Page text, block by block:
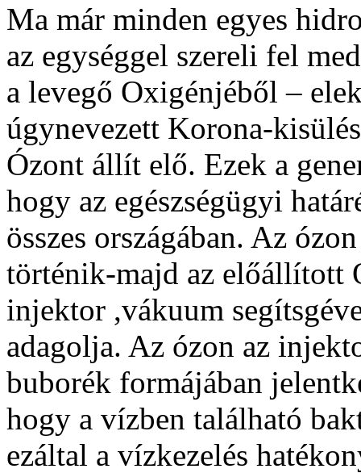
Ma már minden egyes
az egységgel szereli fel
a levegő Oxigénjéből –
úgynevezett Korona-
Ózont állít elő. Ezek a
hogy az egészségügyi
összes országában. Az
történik-majd az előállított
injektor ,vákuum
adagolja. Az ózon az
buborék formájában
hogy a vízben található
ezáltal a vízkezelés